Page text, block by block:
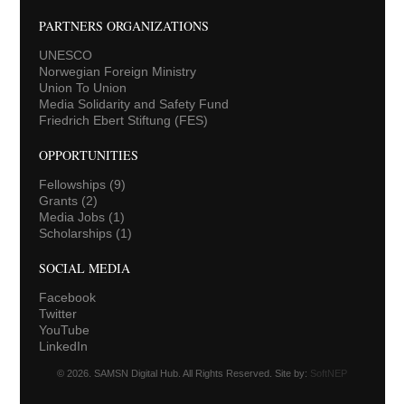
PARTNERS ORGANIZATIONS
UNESCO
Norwegian Foreign Ministry
Union To Union
Media Solidarity and Safety Fund
Friedrich Ebert Stiftung (FES)
OPPORTUNITIES
Fellowships(9)
Grants(2)
Media Jobs(1)
Scholarships(1)
SOCIAL MEDIA
Facebook
Twitter
YouTube
LinkedIn
© 2026. SAMSN Digital Hub. All Rights Reserved. Site by: SoftNEP